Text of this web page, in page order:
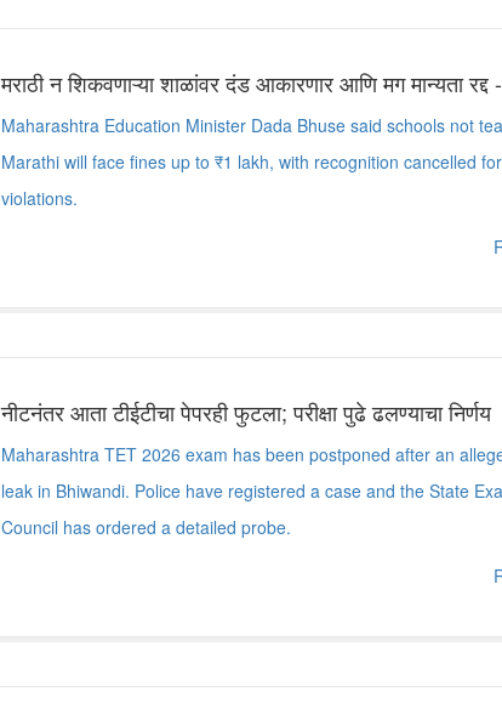
मराठी न शिकवणाऱ्या शाळांवर दंड आकारणार आणि मग मान्यता रद्द
Maharashtra Education Minister Dada Bhuse said schools not
Marathi will face fines up to ₹1 lakh, with recognition cancelled
violations.
नीटनंतर आता टीईटीचा पेपरही फुटला; परीक्षा पुढे ढलण्याचा निर्णय
Maharashtra TET 2026 exam has been postponed after an
leak in Bhiwandi. Police have registered a case and the State
Council has ordered a detailed probe.